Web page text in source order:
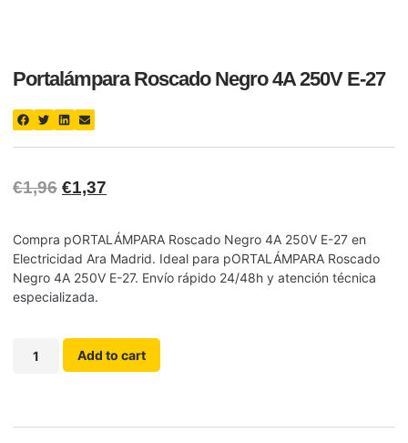
Portalámpara Roscado Negro 4A 250V E-27
€1,96 €1,37
Compra pORTALÁMPARA Roscado Negro 4A 250V E-27 en
Electricidad Ara Madrid. Ideal para pORTALÁMPARA Roscado
Negro 4A 250V E-27. Envío rápido 24/48h y atención técnica
especializada.
Add to cart